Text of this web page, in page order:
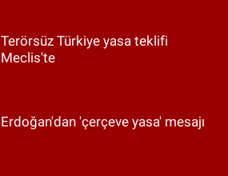
Terörsüz Türkiye yasa teklifi
Meclis'te
Erdoğan'dan 'çerçeve yasa' mesajı